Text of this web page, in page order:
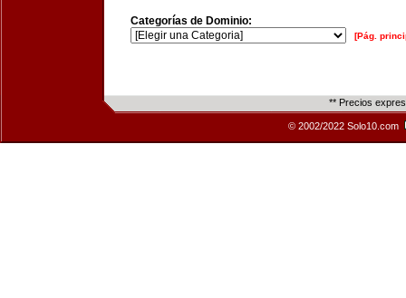
Categorías de Dominio:
[Pág.
** Precios
© 2002/2022 Solo10.com